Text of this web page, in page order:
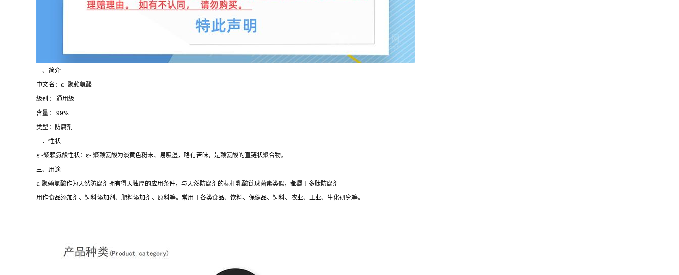
一、简介
中文名：ε -聚赖氨酸
级别： 通用级
含量： 99%
类型：防腐剂
二、性状
ε -聚赖氨酸性状：ε- 聚赖氨酸为淡黄色粉末、易吸湿，略有苦味，是赖氨酸的直链状聚合物。
三、用途
ε-聚赖氨酸作为天然防腐剂拥有得天独厚的应用条件，与天然防腐剂的标杆乳酸链球菌素类似，都属于多肽防腐剂
用作食品添加剂、饲料添加剂、肥料添加剂、原料等。常用于各类食品、饮料、保健品、饲料、农业、工业、生化研究等。